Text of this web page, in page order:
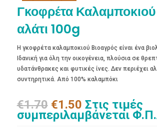
Γκοφρέτα
αλάτι 100g
Η γκοφρέτα καλαμποκιού Βιοαγρός είναι ένα
Ιδανική για όλη την οικογένεια, πλούσια σε
υδατάνθρακες και φυτικές ίνες. Δεν περιέχει
συντηρητικά. Από 100% καλαμπόκι
€1.70 Original
price
was:
€1.50Η
τρέχουσα
τιμή
Στις τιμές
συμπεριλαμβάνεται